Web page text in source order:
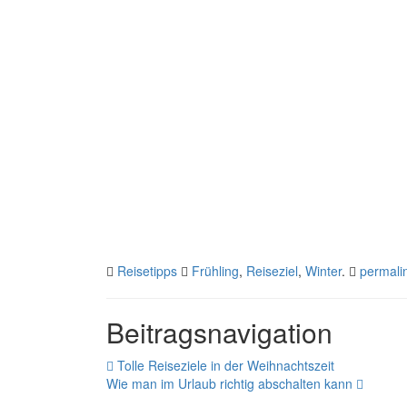
Reisetipps Frühling, Reiseziel, Winter.
Beitragsnavigation
Tolle Reiseziele in der Weihnachtszeit
Wie man im Urlaub richtig abschalten kann